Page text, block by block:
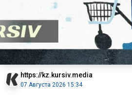
https://kz.kursiv.media
07 Августа 2026 15:34